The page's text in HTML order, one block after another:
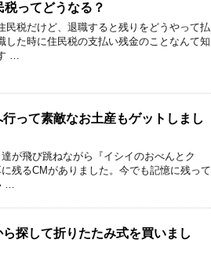
ってどうなる？
民税だけど、退職すると残りをどうやって払
した時に住民税の支払い残金のことなんて知
…
って素敵なお土産もゲットしまし
が飛び跳ねながら『イシイのおべんとク
残るCMがありました。今でも記憶に残って
…
探して折りたたみ式を買いまし